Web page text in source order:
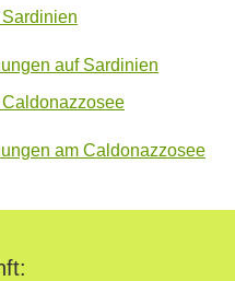
auf Sardinien
am Caldonazzosee